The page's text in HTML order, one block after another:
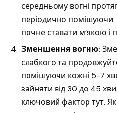
середньому вогні
періодично
почне ставати м’якою і
Зменшення вогню:
слабкого та
помішуючи кожні 5-7
зайняти від 30 до 45
ключовий фактор тут.